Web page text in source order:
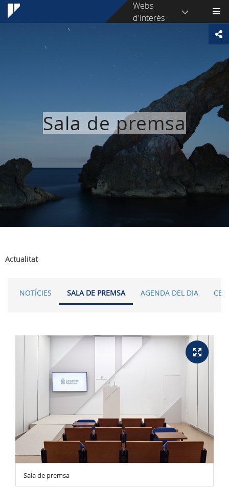
Webs
d'interès
Sala de premsa
Actualitat
NOTÍCIES SALA DE PREMSA AGENDA DEL DIA
Sala de premsa